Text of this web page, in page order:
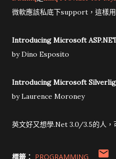
微軟應該私底下support，這樣
Introducing Microsoft
by Dino Esposito
Introducing Microsoft
by Laurence Moroney
英文好又想學.Net 3.0/3.5的人，
標籤： PROGRAMMING